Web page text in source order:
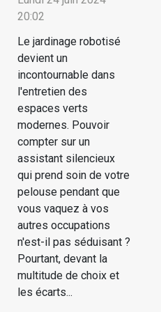
20:02
Le jardinage robotisé
devient un
incontournable dans
l'entretien des
espaces verts
modernes. Pouvoir
compter sur un
assistant silencieux
qui prend soin de votre
pelouse pendant que
vous vaquez à vos
autres occupations
n'est-il pas séduisant ?
Pourtant, devant la
multitude de choix et
les écarts...